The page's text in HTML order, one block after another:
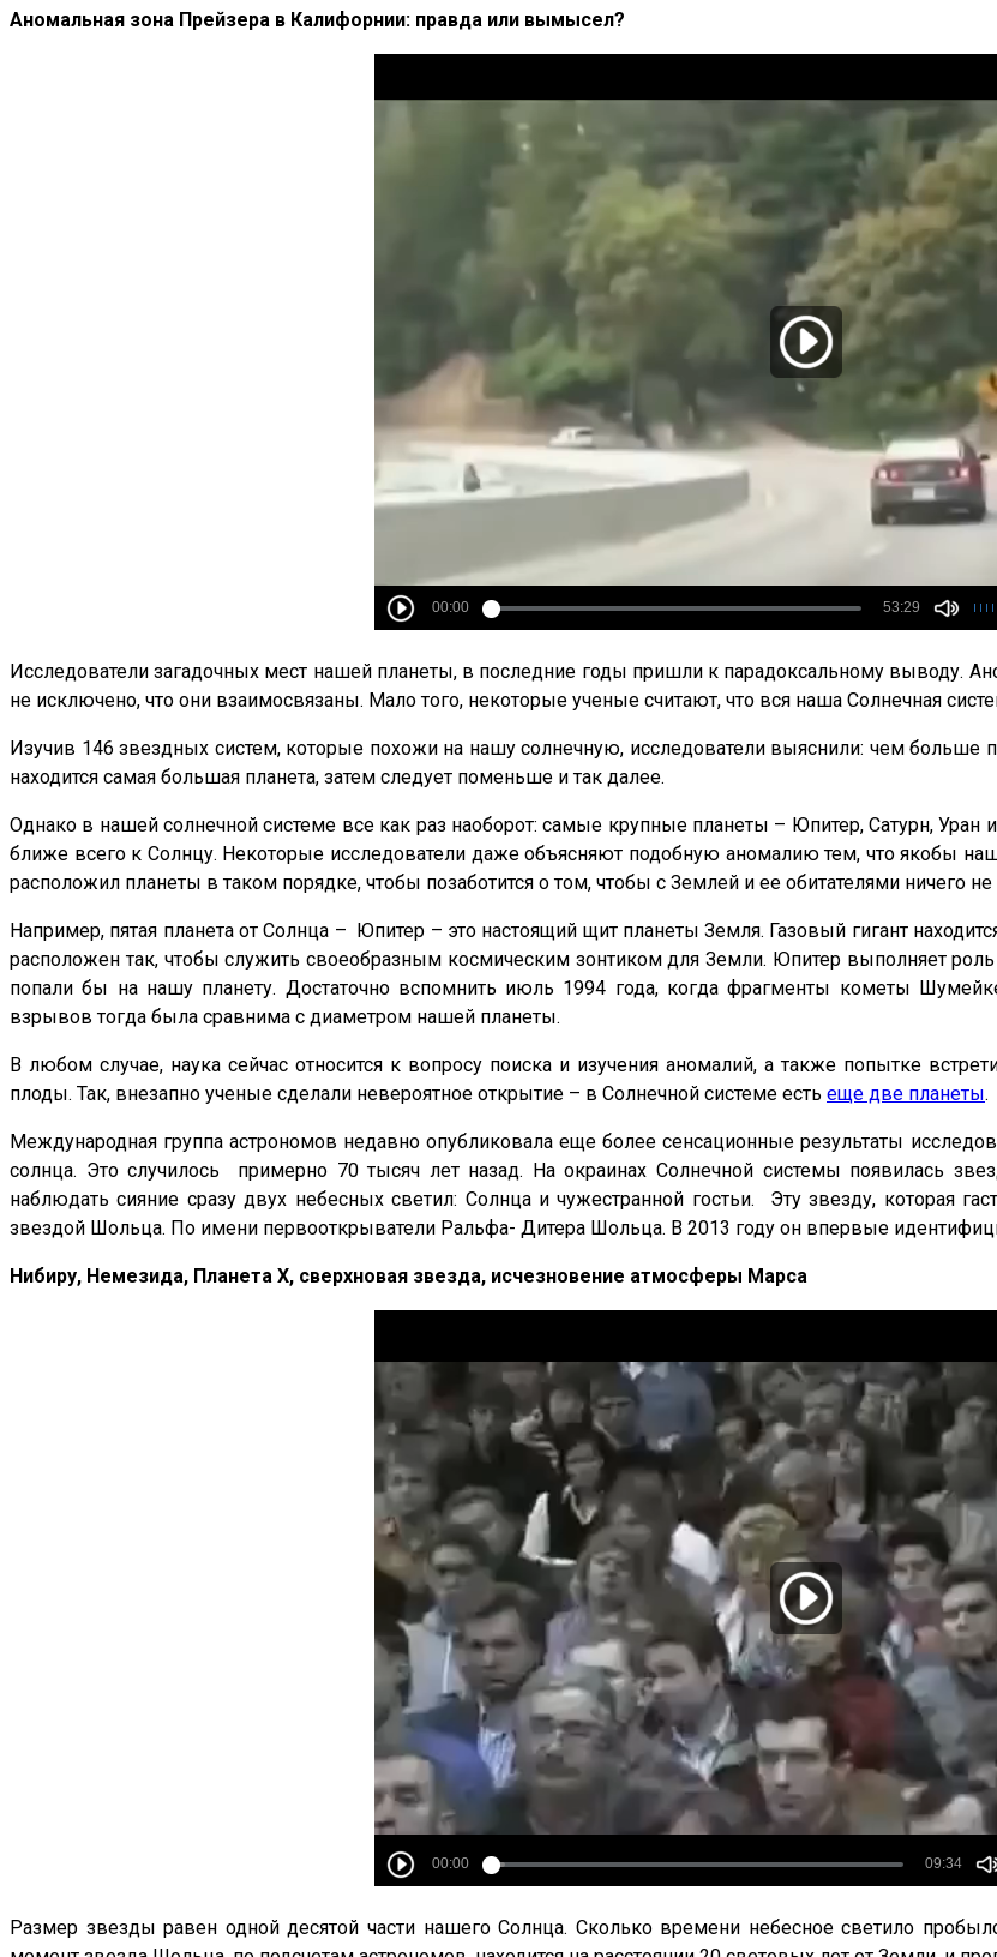
Аномальная зона Прейзера в Калифорнии: правда или вымысел?
Исследователи загадочных мест нашей планеты, в последние годы пришли к парадоксальному выводу.
не исключено, что они взаимосвязаны. Мало того, некоторые ученые считают, что вся наша Солнечная
Изучив 146 звездных систем, которые похожи на нашу солнечную, исследователи выяснили: чем больше
находится самая большая планета, затем следует поменьше и так далее.
Однако в нашей солнечной системе все как раз наоборот: самые крупные планеты – Юпитер, Сатурн, Уран
ближе всего к Солнцу. Некоторые исследователи даже объясняют подобную аномалию тем, что якобы
расположил планеты в таком порядке, чтобы позаботится о том, чтобы с Землей и ее обитателями ничего не
Например, пятая планета от Солнца – Юпитер – это настоящий щит планеты Земля. Газовый гигант
расположен так, чтобы служить своеобразным космическим зонтиком для Земли. Юпитер выполняет
попали бы на нашу планету. Достаточно вспомнить июль 1994 года, когда фрагменты кометы
взрывов тогда была сравнима с диаметром нашей планеты.
В любом случае, наука сейчас относится к вопросу поиска и изучения аномалий, а также попытке
плоды. Так, внезапно ученые сделали невероятное открытие – в Солнечной системе есть еще две планеты.
Международная группа астрономов недавно опубликовала еще более сенсационные результаты
солнца. Это случилось примерно 70 тысяч лет назад. На окраинах Солнечной системы появилась
наблюдать сияние сразу двух небесных светил: Солнца и чужестранной гостьи. Эту звезду, которая
звездой Шольца. По имени первооткрыватели Ральфа- Дитера Шольца. В 2013 году он впервые
Нибиру, Немезида, Планета X, сверхновая звезда, исчезновение атмосферы Марса
Размер звезды равен одной десятой части нашего Солнца. Сколько времени небесное светило